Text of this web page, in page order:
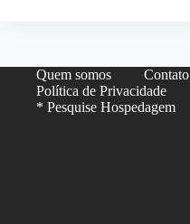
Quem somos Contato
Política de Privacidade
* Pesquise Hospedagem